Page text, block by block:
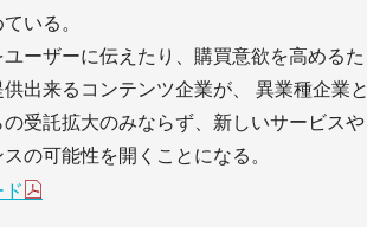
いる。
ーザーに伝えたり、購買意欲を高めるた
出来るコンテンツ企業が、 異業種企業と
受託拡大のみならず、新しいサービスや
の可能性を開くことになる。